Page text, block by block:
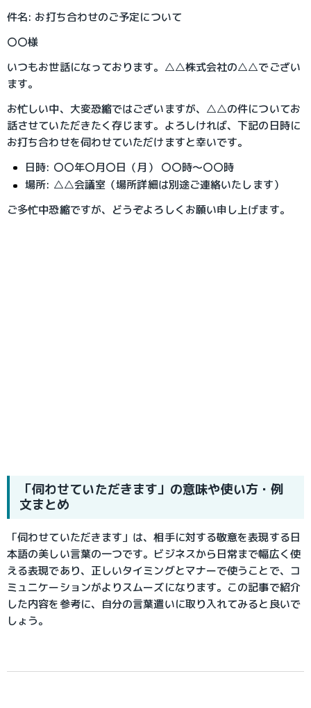
件名: お打ち合わせのご予定について
〇〇様
いつもお世話になっております。△△株式会社の△△でござい
ます。
お忙しい中、大変恐縮ではございますが、△△の件についてお
話させていただきたく存じます。よろしければ、下記の日時に
お打ち合わせを伺わせていただけますと幸いです。
日時: 〇〇年〇月〇日（月） 〇〇時〜〇〇時
場所: △△会議室（場所詳細は別途ご連絡いたします）
ご多忙中恐縮ですが、どうぞよろしくお願い申し上げます。
「伺わせていただきます」の意味や使い方・例
文まとめ
「伺わせていただきます」は、相手に対する敬意を表現する日
本語の美しい言葉の一つです。ビジネスから日常まで幅広く使
える表現であり、正しいタイミングとマナーで使うことで、コ
ミュニケーションがよりスムーズになります。この記事で紹介
した内容を参考に、自分の言葉遣いに取り入れてみると良いで
しょう。